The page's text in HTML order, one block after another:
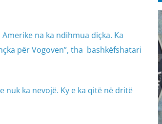
na ka ndihmua diçka. Ka
për Vogoven”, tha bashkëfshatari
nuk ka nevojë. Ky e ka qitë në dritë